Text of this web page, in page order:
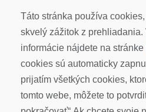
KOI CARP
Kudlákova 7,
info@koicarp.sk
Táto stránka používa
skvelý zážitok z prehliadania.
informácie nájdete na stránke
cookies sú automaticky
prijatím všetkých cookies,
tomto webe, môžete to